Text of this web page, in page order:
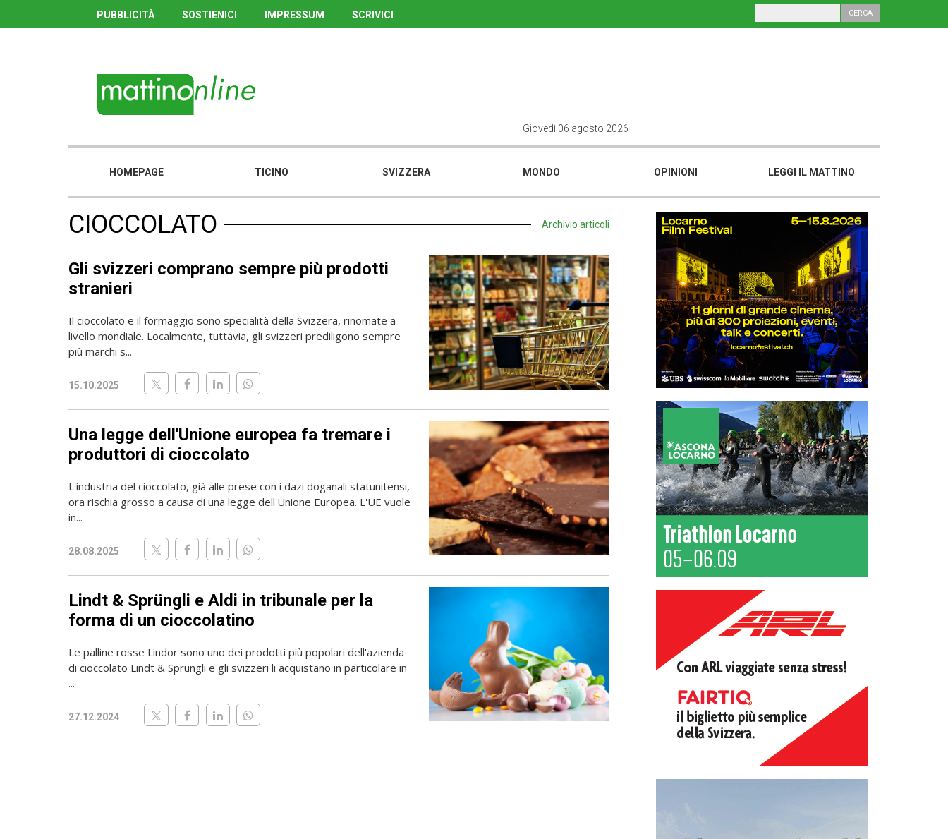
PUBBLICITÀ SOSTIENICI IMPRESSUM SCRIVICI
Giovedì 06 agosto 2026
HOMEPAGE TICINO SVIZZERA MONDO OPINIONI LEGGI IL MATTINO
CIOCCOLATO Archivio articoli
Gli svizzeri comprano sempre più prodotti
stranieri
Il cioccolato e il formaggio sono specialità della Svizzera, rinomate a
livello mondiale. Localmente, tuttavia, gli svizzeri prediligono sempre
più marchi s...
15.10.2025
Una legge dell'Unione europea fa tremare i
produttori di cioccolato
L'industria del cioccolato, già alle prese con i dazi doganali statunitensi,
ora rischia grosso a causa di una legge dell'Unione Europea. L'UE vuole
in...
28.08.2025
Lindt & Sprüngli e Aldi in tribunale per la
forma di un cioccolatino
Le palline rosse Lindor sono uno dei prodotti più popolari dell'azienda
di cioccolato Lindt & Sprüngli e gli svizzeri li acquistano in particolare in
...
27.12.2024